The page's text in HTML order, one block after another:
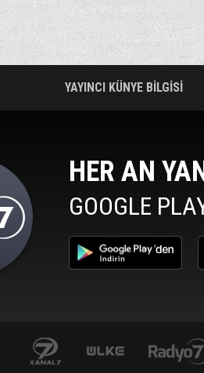
YAYINCI KÜNYE BİLGİSİ
HER AN
GOOGLE
www.mepa.com.tr/ izle7.com